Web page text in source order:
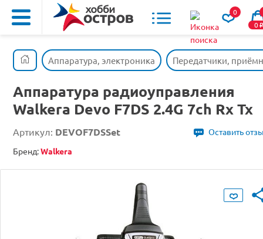
0
0o
Аппаратура, электроника Передатчики,
Аппаратура радиоуправления
Walkera Devo F7DS 2.4G 7ch Rx Tx
Артикул: DEVOF7DSSet
Оставить
Бренд:Walkera